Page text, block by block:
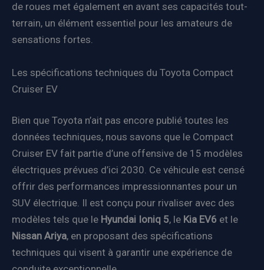
de roues met également en avant ses capacités tout-
terrain, un élément essentiel pour les amateurs de
sensations fortes.
Les spécifications techniques du Toyota Compact
Cruiser EV
Bien que Toyota n’ait pas encore publié toutes les
données techniques, nous savons que le Compact
Cruiser EV fait partie d’une offensive de 15 modèles
électriques prévues d’ici 2030. Ce véhicule est censé
offrir des performances impressionnantes pour un
SUV électrique. Il est conçu pour rivaliser avec des
modèles tels que le Hyundai Ioniq 5, le Kia EV6 et le
Nissan Ariya, en proposant des spécifications
techniques qui visent à garantir une expérience de